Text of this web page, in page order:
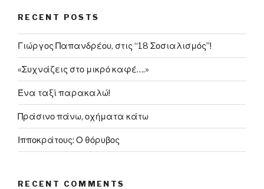
θέσει
στόχο
το
αργότερο
το
2015
να
τελειώσει
η
βασική
RECENT POSTS
Γιώργος Παπανδρέου, στις “18 Σοσιαλισμός”!
«Συχνάζεις στο μικρό καφέ….»
Ένα ταξί παρακαλώ!
Πράσινο πάνω, οχήματα κάτω
Ιπποκράτους: Ο θόρυβος
RECENT COMMENTS